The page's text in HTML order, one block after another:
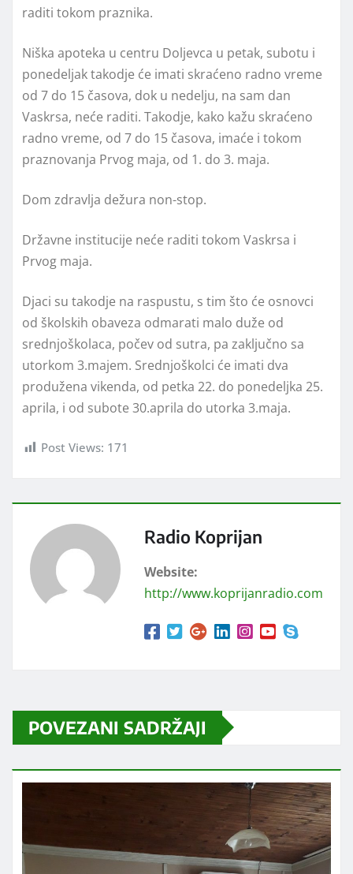
raditi tokom praznika.
Niška apoteka u centru Doljevca u petak, subotu i
ponedeljak takodje će imati skraćeno radno vreme
od 7 do 15 časova, dok u nedelju, na sam dan
Vaskrsa, neće raditi. Takodje, kako kažu skraćeno
radno vreme, od 7 do 15 časova, imaće i tokom
praznovanja Prvog maja, od 1. do 3. maja.
Dom zdravlja dežura non-stop.
Državne institucije neće raditi tokom Vaskrsa i
Prvog maja.
Djaci su takodje na raspustu, s tim što će osnovci
od školskih obaveza odmarati malo duže od
srednjoškolaca, počev od sutra, pa zaključno sa
utorkom 3.majem. Srednjoškolci će imati dva
produžena vikenda, od petka 22. do ponedeljka 25.
aprila, i od subote 30.aprila do utorka 3.maja.
Post Views: 171
Radio Koprijan
Website:
http://www.koprijanradio.com
POVEZANI SADRŽAJI